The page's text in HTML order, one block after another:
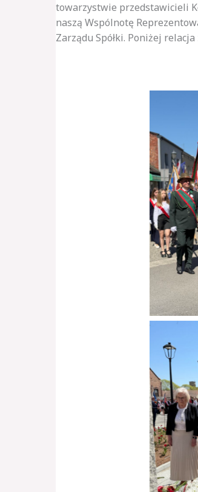
towarzystwie przedstawicieli
naszą Wspólnotę
Zarządu Spółki. Poniżej